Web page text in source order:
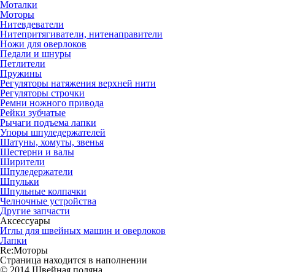
Моталки
Моторы
Нитевдеватели
Нитепритягиватели, нитенаправители
Ножи для оверлоков
Педали и шнуры
Петлители
Пружины
Регуляторы натяжения верхней нити
Регуляторы строчки
Ремни ножного привода
Рейки зубчатые
Рычаги подъема лапки
Упоры шпуледержателей
Шатуны, хомуты, звенья
Шестерни и валы
Ширители
Шпуледержатели
Шпульки
Шпульные колпачки
Челночные устройства
Другие запчасти
Аксессуары
Иглы для швейных машин и оверлоков
Лапки
Re:Моторы
Страница находится в наполнении
© 2014 Швейная поляна